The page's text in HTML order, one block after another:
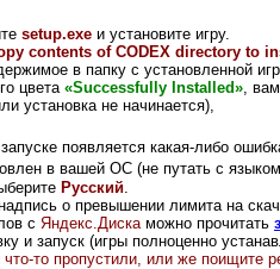
setup.exe и установите игру.
contents of CODEX directory to
в папку с установленной
цвета «Successfully Installed» ,
установка не начинается),
появляется какая-либо
в вашей ОС (не путать с
Русский
о превышении лимита на
с Яндекс.Диска можно прочитать
и запуск (игры полноценно
что-то пропустили, или же поищите